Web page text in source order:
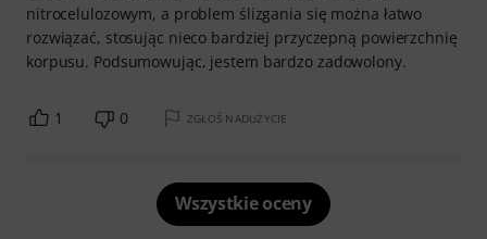
nitrocelulozowym, a problem ślizgania się można łatwo
rozwiązać, stosując nieco bardziej przyczepną powierzchnię
korpusu. Podsumowując, jestem bardzo zadowolony.
1 0 ZGŁOŚ NADUŻYCIE
Wszystkie oceny